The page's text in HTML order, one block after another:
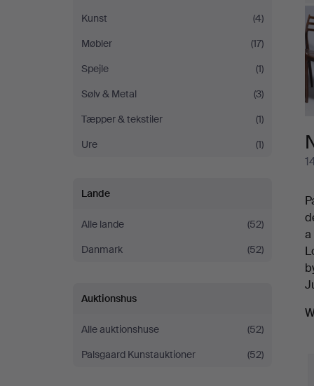
Kunst
(4)
Møbler
(17)
Spejle
(1)
Sølv & Metal
(3)
Tæpper & tekstiler
(1)
Ure
(1)
Lande
Alle lande
(52)
Danmark
(52)
Auktionshus
Alle auktionshuse
(52)
Palsgaard Kunstauktioner
(52)
a